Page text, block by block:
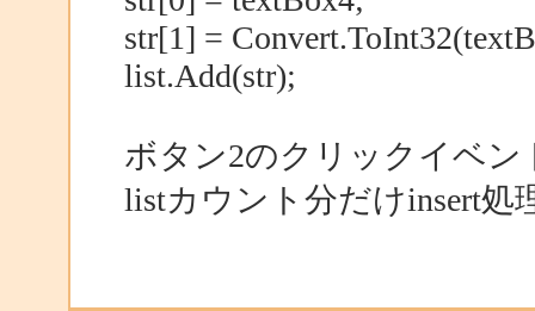
str[1] =
list.Add(str);
ボタン2のクリックイベン
listカウント分だけinsert